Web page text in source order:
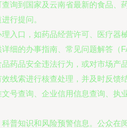
询到国家及云南省最新的食品
行提问。
入口，如药品经营许可、医疗
细的办事指南、常见问题解答（
药品安全违法行为，或对市场
线索进行核查处理，并及时反馈结
号查询、企业信用信息查询、
普知识和风险预警信息。公众